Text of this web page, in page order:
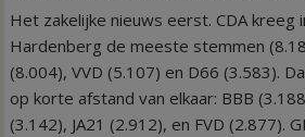
Het zakelijke nieuws eerst. CDA kreeg
Hardenberg de meeste stemmen
(8.004), VVD (5.107) en D66 (3.583).
op korte afstand van elkaar: BBB
(3.142), JA21 (2.912), en FVD (2.877).